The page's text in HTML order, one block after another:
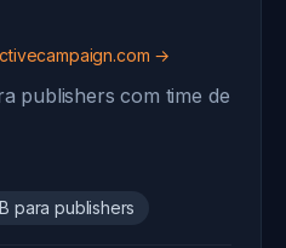
→
publishers com time de
para publishers